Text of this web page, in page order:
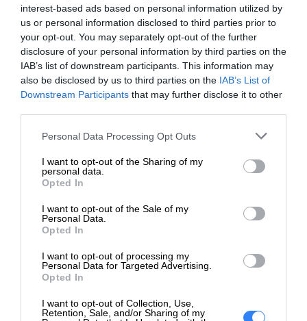
interest-based ads based on personal information utilized by
us or personal information disclosed to third parties prior to
your opt-out. You may separately opt-out of the further
disclosure of your personal information by third parties on the
IAB’s list of downstream participants. This information may
also be disclosed by us to third parties on the IAB’s List of
Downstream Participants that may further disclose it to other
Personal Data Processing Opt Outs
I want to opt-out of the Sharing of my
personal data.
Opted In
I want to opt-out of the Sale of my
Personal Data.
Opted In
I want to opt-out of processing my
Personal Data for Targeted Advertising.
Opted In
I want to opt-out of Collection, Use,
Retention, Sale, and/or Sharing of my
dla:
R650 (3,5"), R650xs (3,5"),
R6525 (3,5"), R740 (3,5"),
R740xd (3,5"), R7425 (3,5"),
R750 (3,5"), R750xs (3,5"),
R7525 (3,5")
Deklarowana waga jest wagą minimalną i może różnić się w
INFORMACJE HANDLOWE
Kod producenta 345-BDGB
Dane
1 Dell Way